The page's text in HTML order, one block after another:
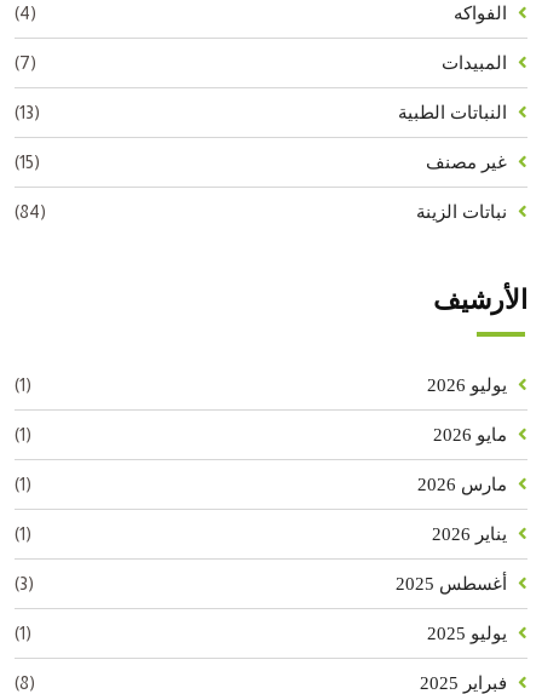
الفواكه (4)
المبيدات (7)
النباتات الطبية (13)
غير مصنف (15)
نباتات الزينة (84)
الأرشيف
يوليو 2026 (1)
مايو 2026 (1)
مارس 2026 (1)
يناير 2026 (1)
أغسطس 2025 (3)
يوليو 2025 (1)
فبراير 2025 (8)